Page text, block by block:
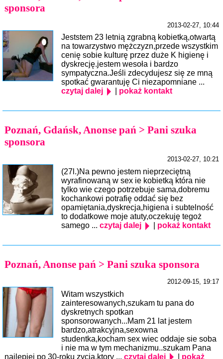
sponsora
2013-02-27, 10:44
Jeststem 23 letnią zgrabną kobietką,otwartą
na towarzystwo mężczyzn,przede wszystkim
cenię sobie kulturę przez duże K higienę i
dyskrecję.jestem wesoła i bardzo
sympatyczna.Jeśli zdecydujesz się ze mną
spotkać gwarantuję Ci niezapomniane ...
czytaj dalej
pokaż kontakt
Poznań, Gdańsk, Anonse pań > Pani szuka
sponsora
2013-02-27, 10:21
(27l.)Na pewno jestem nieprzeciętną
wyrafinowaną w sex ie kobietką która nie
tylko wie czego potrzebuje sama,dobremu
kochankowi potrafię oddać się bez
opamiętania,dyskrecja,higiena i subtelność
to dodatkowe moje atuty,oczekuję tegoż
samego ... czytaj dalej pokaż kontakt
Poznań, Anonse pań > Pani szuka sponsora
2012-09-15, 19:17
Witam wszystkich
zainteresowanych,szukam tu pana do
dyskretnych spotkan
sponsorowanych...Mam 21 lat jestem
bardzo,atrakcyjna,sexowna
studentka,kocham sex wiec oddaje sie soba
i nie ma w tym mechanizmu..szukam Pana
najlepiej po 30-roku zycia,ktory ... czytaj dalej
pokaż